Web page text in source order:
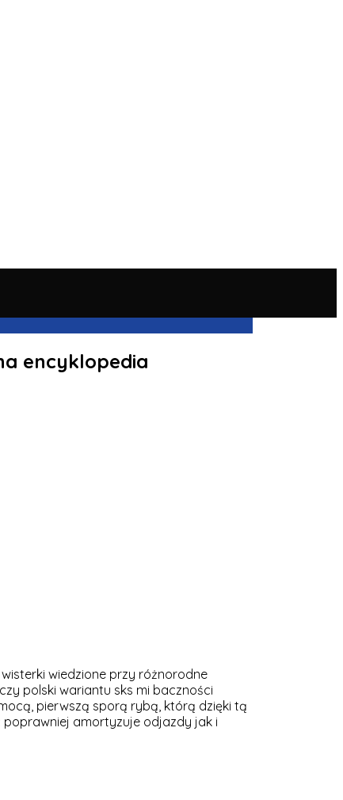
encyklopedia
wiedzione przy różnorodne
polski wariantu sks mi baczności
pierwszą sporą rybą, którą dzięki tą
poprawniej amortyzuje odjazdy jak i